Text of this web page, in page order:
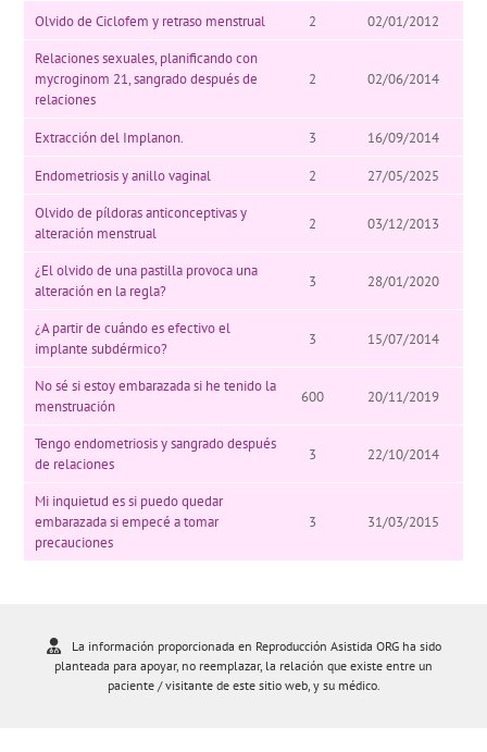
Olvido de Ciclofem y retraso menstrual
2
02/01/2012
Relaciones sexuales, planificando con
mycroginom 21, sangrado después de
relaciones
2 02/06/2014
Extracción del Implanon. 3 16/09/2014
Endometriosis y anillo vaginal 2
27/05/2025
Olvido de píldoras anticonceptivas y
alteración menstrual
2 03/12/2013
¿El olvido de una pastilla provoca una
alteración en la regla?
3 28/01/2020
¿A partir de cuándo es efectivo el
implante subdérmico?
3 15/07/2014
No sé si estoy embarazada si he tenido la
menstruación
600 20/11/2019
Tengo endometriosis y sangrado después
de relaciones
3 22/10/2014
Mi inquietud es si puedo quedar
embarazada si empecé a tomar
precauciones
3 31/03/2015
La información proporcionada en Reproducción Asistida ORG ha sido
planteada para apoyar, no reemplazar, la relación que existe entre un
paciente / visitante de este sitio web, y su médico.